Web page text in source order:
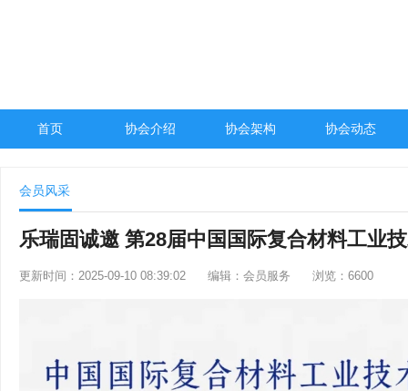
首页 协会介绍 协会架构 协会动态
会员风采
乐瑞固诚邀 第28届中国国际复合材料工业
更新时间：2025-09-10 08:39:02 编辑：会员服务 浏览：6600